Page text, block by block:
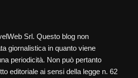
Srl. Questo blog non
giornalistica in quanto viene
periodicità. Non può pertanto
editoriale ai sensi della legge n. 62